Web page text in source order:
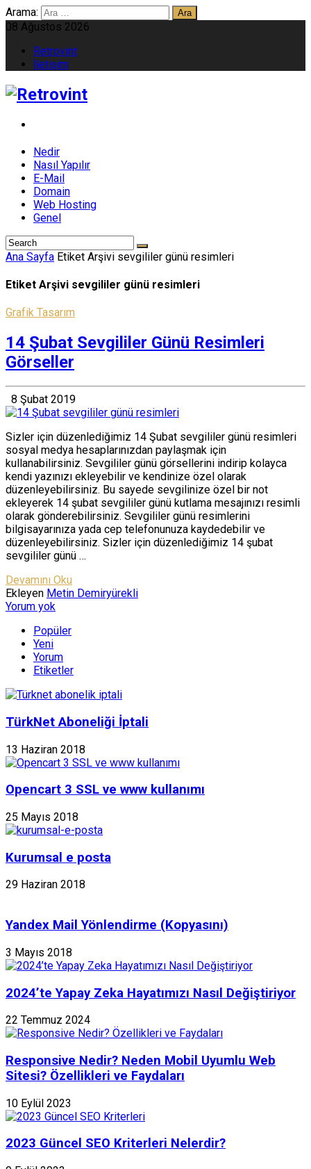
Arama:
08 Ağustos 2026
Retrovint
İletişim
Nedir
Nasıl Yapılır
E-Mail
Domain
Web Hosting
Genel
Ana Sayfa Etiket Arşivi sevgililer günü resimleri
Etiket Arşivi sevgililer günü resimleri
Grafik Tasarım
14 Şubat Sevgililer Günü Resimleri
Görseller
8 Şubat 2019
Sizler için düzenlediğimiz 14 Şubat sevgililer günü resimleri
sosyal medya hesaplarınızdan paylaşmak için
kullanabilirsiniz. Sevgililer günü görsellerini indirip kolayca
kendi yazınızı ekleyebilir ve kendinize özel olarak
düzenleyebilirsiniz. Bu sayede sevgilinize özel bir not
ekleyerek 14 şubat sevgililer günü kutlama mesajınızı resimli
olarak gönderebilirsiniz. Sevgililer günü resimlerini
bilgisayarınıza yada cep telefonunuza kaydedebilir ve
düzenleyebilirsiniz. Sizler için düzenlediğimiz 14 şubat
sevgililer günü …
Devamını Oku
Ekleyen Metin Demiryürekli
Yorum yok
Popüler
Yeni
Yorum
Etiketler
TürkNet Aboneliği İptali
13 Haziran 2018
Opencart 3 SSL ve www kullanımı
25 Mayıs 2018
Kurumsal e posta
29 Haziran 2018
Yandex Mail Yönlendirme (Kopyasını)
3 Mayıs 2018
2024’te Yapay Zeka Hayatımızı Nasıl Değiştiriyor
22 Temmuz 2024
Responsive Nedir? Neden Mobil Uyumlu Web
Sitesi? Özellikleri ve Faydaları
10 Eylül 2023
2023 Güncel SEO Kriterleri Nelerdir?